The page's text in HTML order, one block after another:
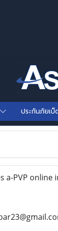
ประกันภัยเ
PVP online